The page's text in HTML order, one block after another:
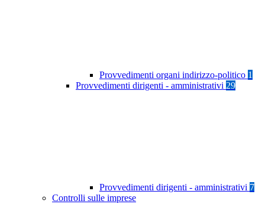
Provvedimenti organi indirizzo-politico 1
Provvedimenti dirigenti - amministrativi 29
Provvedimenti dirigenti - amministrativi 7
Controlli sulle imprese